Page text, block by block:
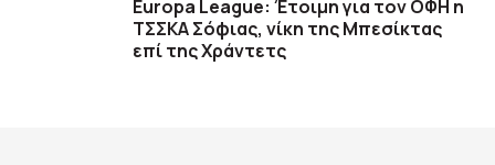
Europa League: Έτοιμη για τον ΟΦΗ η
ΤΣΣΚΑ Σόφιας, νίκη της Μπεσίκτας
επί της Χράντετς